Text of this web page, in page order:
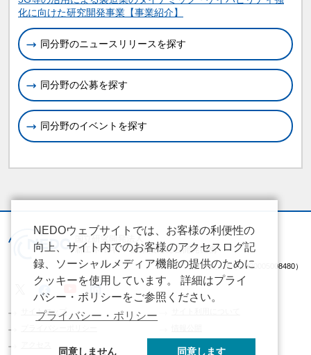
化に向けた研究開発事業【事業紹介】
同分野のニュースリリースを探す
同分野の公募を探す
同分野のイベントを探す
（法人番号 2020005008480）
サイトマップ
NEDOウェブサイトでは、お客様の利便性の
向上、サイト内でのお客様のアクセスログ記
録、ソーシャルメディア機能の提供のために
クッキーを使用しています。 詳細はプライ
バシー・ポリシーをご参照ください。
プライバシー・ポリシー
同意しません 同意します